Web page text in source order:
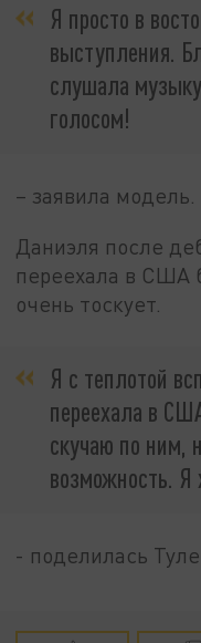
Я просто в
выступления.
слушала
голосом!
– заявила модель.
Даниэля после
переехала в США
очень тоскует.
Я с теплотой
переехала в
скучаю по ним,
возможность. Я
- поделилась